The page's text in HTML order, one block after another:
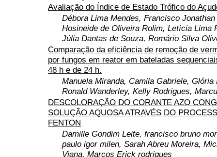
Avaliação do Índice de Estado Trófico do
Débora Lima Mendes, Francisco Jonathan
Hosineide de Oliveira Rolim, Letícia Lima
Júlia Dantas de Souza, Romário Silva
Comparação da eficiência de remoção de
por fungos em reator em bateladas
48 h e de 24 h.
Manuela Miranda, Camila Gabriele, Glória
Ronald Wanderley, Kelly Rodrigues,
DESCOLORAÇÃO DO CORANTE AZO
SOLUÇÃO AQUOSA ATRAVÉS DO
FENTON
Damille Gondim Leite, francisco bruno
paulo igor milen, Sarah Abreu Moreira,
Viana, Marcos Erick rodrigues